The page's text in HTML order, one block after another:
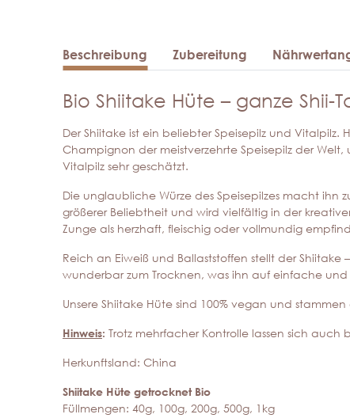
Beschreibung Zubereitung
Bio Shiitake Hüte – ganze Shii-
Der Shiitake ist ein beliebter Speisepilz und Vitalpilz.
Champignon der meistverzehrte Speisepilz der
Vitalpilz sehr geschätzt.
Die unglaubliche Würze des Speisepilzes macht
größerer Beliebtheit und wird vielfältig in der
Zunge als herzhaft, fleischig oder vollmundig
Reich an Eiweiß und Ballaststoffen stellt der
wunderbar zum Trocknen, was ihn auf einfache
Unsere Shiitake Hüte sind 100% vegan und
Hinweis: Trotz mehrfacher Kontrolle lassen sich
Herkunftsland: China
Shiitake Hüte getrocknet Bio
Füllmengen: 40g, 100g, 200g, 500g, 1kg